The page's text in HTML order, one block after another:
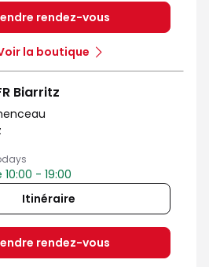
rendez-vous
la boutique
Biarritz
5
- 19:00
Itinéraire
rendez-vous